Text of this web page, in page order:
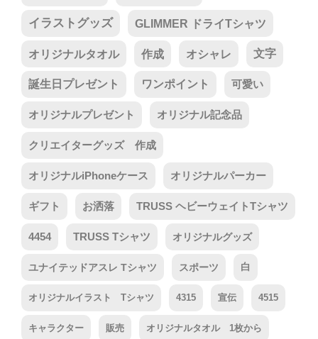
イラストグッズ GLIMMER ドライTシャツ
オリジナルタオル 作成 オシャレ 文字
誕生日プレゼント ワンポイント 可愛い
オリジナルプレゼント オリジナル記念品
クリエイターグッズ 作成
オリジナルiPhoneケース オリジナルパーカー
ギフト お洒落 TRUSS ヘビーウェイトTシャツ
4454 TRUSS Tシャツ オリジナルグッズ
ユナイテッドアスレ Tシャツ スポーツ 白
オリジナルイラスト Tシャツ 4315 宣伝 4515
キャラクター 販売 オリジナルタオル 1枚から